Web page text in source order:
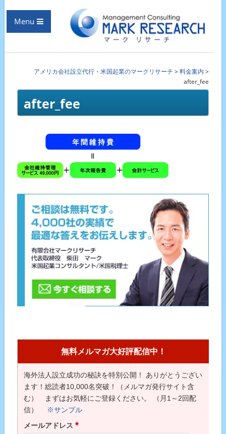
Menu
アメリカ会社設立代行・米国起業のマークリサーチ >料金案内 >
after_fee
after_fee
無料メルマガ大好評配信中！
海外法人設立成功の秘訣を特別公開！ ありがとうござい
ます！総読者10,000名突破！（メルマガ発行サイト含
む） まずはお気軽にご登録ください。 （月1～2回配
信）
※サンプル
メールアドレス *